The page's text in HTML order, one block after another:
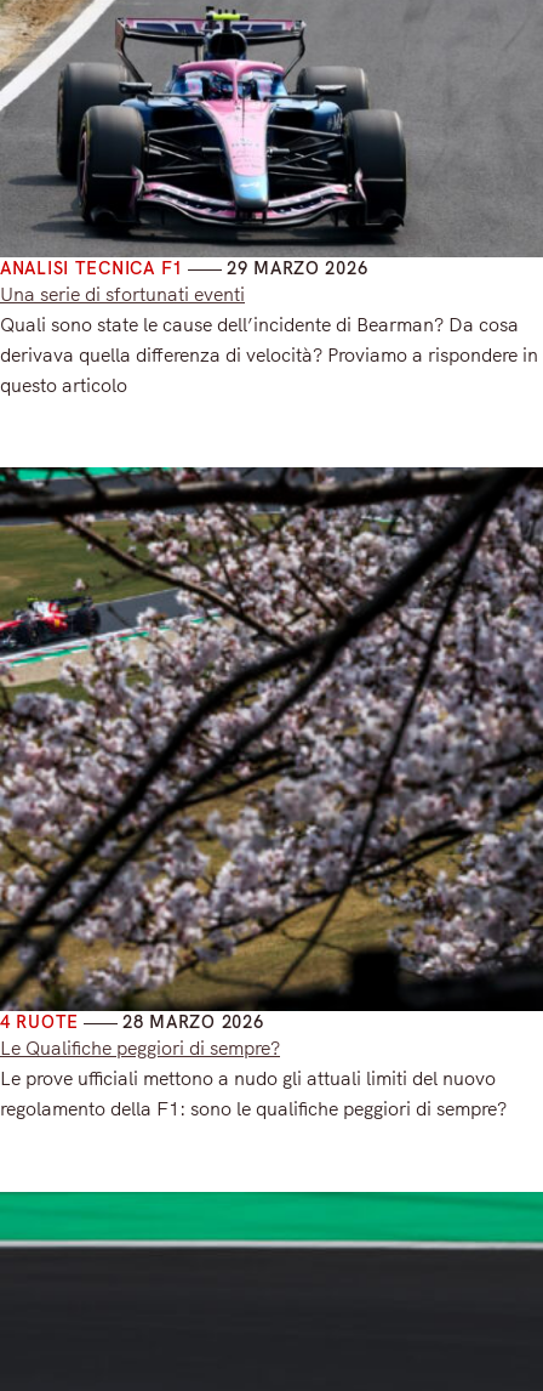
ANALISI TECNICA F1 29 MARZO 2026
Una serie di sfortunati eventi
Quali sono state le cause dell’incidente di Bearman? Da cosa
derivava quella differenza di velocità? Proviamo a rispondere in
questo articolo
4 RUOTE 28 MARZO 2026
Le Qualifiche peggiori di sempre?
Le prove ufficiali mettono a nudo gli attuali limiti del nuovo
regolamento della F1: sono le qualifiche peggiori di sempre?